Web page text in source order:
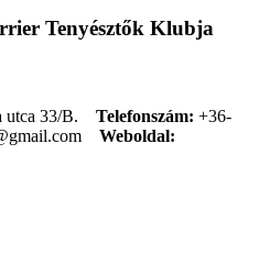
Tenyésztők Klubja
utca 33/B. Telefonszám: +36-
Weboldal: